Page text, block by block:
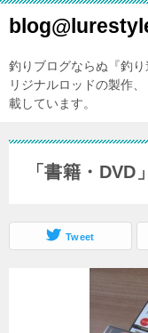
釣りブログならぬ『釣
リジナルロッドの製作
載しています。
「書籍・DVD
Tweet